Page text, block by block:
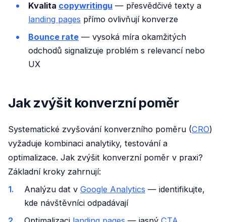
Kvalita copywritingu — přesvědčivé texty a
landing pages přímo ovlivňují konverze
Bounce rate — vysoká míra okamžitých
odchodů signalizuje problém s relevancí nebo
UX
Jak zvýšit konverzní poměr
Systematické zvyšování konverzního poměru (CRO)
vyžaduje kombinaci analytiky, testování a
optimalizace. Jak zvýšit konverzní poměr v praxi?
Základní kroky zahrnují:
Analýzu dat v Google Analytics — identifikujte,
kde návštěvníci odpadávají